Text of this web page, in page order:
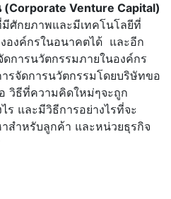
(Corporate Venture Capital)
ศักยภาพและมีเทคโนโลยีที่
องค์กรในอนาคตได้ และอีก
การนวัตกรรมภายในองค์กร
ารจัดการนวัตกรรมโดยบริษัทขอ
วิธีที่ความคิดใหม่ๆจะถูก
ร และมีวิธีการอย่างไรที่จะ
สำหรับลูกค้า และหน่วยธุรกิจ